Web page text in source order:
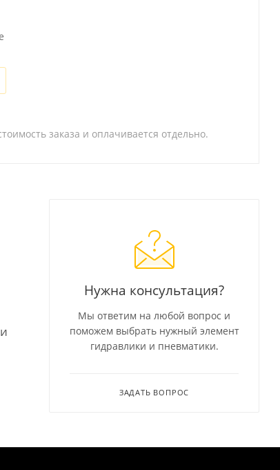
заказа и оплачивается отдельно.
Нужна консультация?
Мы ответим на любой вопрос и
поможем выбрать нужный элемент
гидравлики и пневматики.
ЗАДАТЬ ВОПРОС